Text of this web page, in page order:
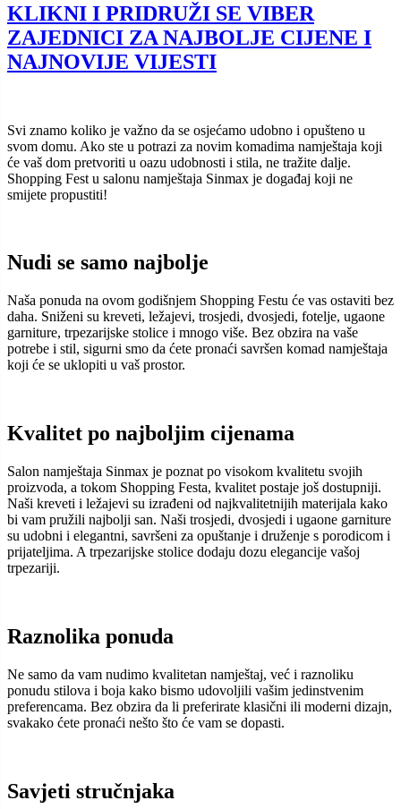
KLIKNI I PRIDRUŽI SE VIBER
ZAJEDNICI ZA NAJBOLJE CIJENE I
NAJNOVIJE VIJESTI
Svi znamo koliko je važno da se osjećamo udobno i opušteno u
svom domu. Ako ste u potrazi za novim komadima namještaja koji
će vaš dom pretvoriti u oazu udobnosti i stila, ne tražite dalje.
Shopping Fest u salonu namještaja Sinmax je događaj koji ne
smijete propustiti!
Nudi se samo najbolje
Naša ponuda na ovom godišnjem Shopping Festu će vas ostaviti bez
daha. Sniženi su kreveti, ležajevi, trosjedi, dvosjedi, fotelje, ugaone
garniture, trpezarijske stolice i mnogo više. Bez obzira na vaše
potrebe i stil, sigurni smo da ćete pronaći savršen komad namještaja
koji će se uklopiti u vaš prostor.
Kvalitet po najboljim cijenama
Salon namještaja Sinmax je poznat po visokom kvalitetu svojih
proizvoda, a tokom Shopping Festa, kvalitet postaje još dostupniji.
Naši kreveti i ležajevi su izrađeni od najkvalitetnijih materijala kako
bi vam pružili najbolji san. Naši trosjedi, dvosjedi i ugaone garniture
su udobni i elegantni, savršeni za opuštanje i druženje s porodicom i
prijateljima. A trpezarijske stolice dodaju dozu elegancije vašoj
trpezariji.
Raznolika ponuda
Ne samo da vam nudimo kvalitetan namještaj, već i raznoliku
ponudu stilova i boja kako bismo udovoljili vašim jedinstvenim
preferencama. Bez obzira da li preferirate klasični ili moderni dizajn,
svakako ćete pronaći nešto što će vam se dopasti.
Savjeti stručnjaka